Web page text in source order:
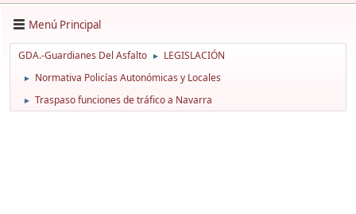
Menú Principal
GDA.-Guardianes Del Asfalto ► LEGISLACIÓN
► Normativa Policías Autonómicas y Locales
► Traspaso funciones de tráfico a Navarra